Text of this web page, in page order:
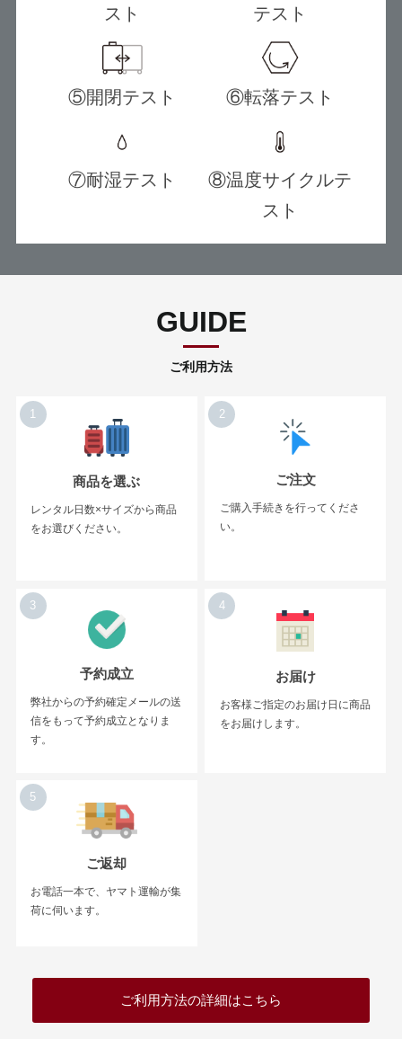
スト
テスト
⑤開閉テスト ⑥転落テスト
⑦耐湿テスト
⑧温度サイクルテ
スト
GUIDE
ご利用方法
1
商品を選ぶ
レンタル日数×サイズから商品
をお選びください。
2
ご注文
ご購入手続きを行ってくださ
い。
3
予約成立
弊社からの予約確定メールの送
信をもって予約成立となりま
す。
4
お届け
お客様ご指定のお届け日に商品
をお届けします。
5
ご返却
お電話一本で、ヤマト運輸が集
荷に伺います。
ご利用方法の詳細はこちら